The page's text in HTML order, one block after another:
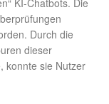
KI-Chatbots. Die
Durch die
dieser
konnte sie Nutzer